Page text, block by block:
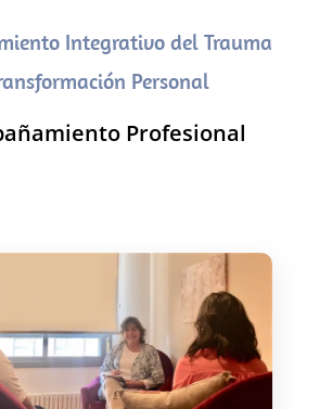
Integrativo del Trauma
Personal
Profesional